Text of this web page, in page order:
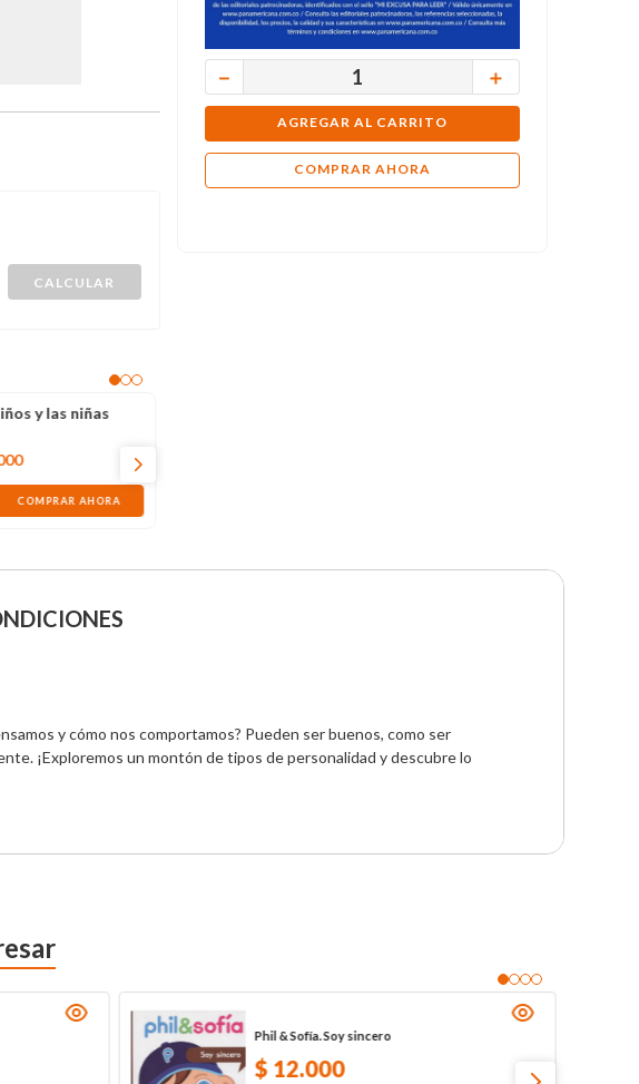
y las niñas
COMPRAR AHORA
＋
－
AGREGAR AL CARRITO
COMPRAR AHORA
y cómo nos comportamos? Pueden ser buenos, como ser
¡Exploremos un montón de tipos de personalidad y descubre lo
Phil & Sofía. Soy sincero
$ 12.000